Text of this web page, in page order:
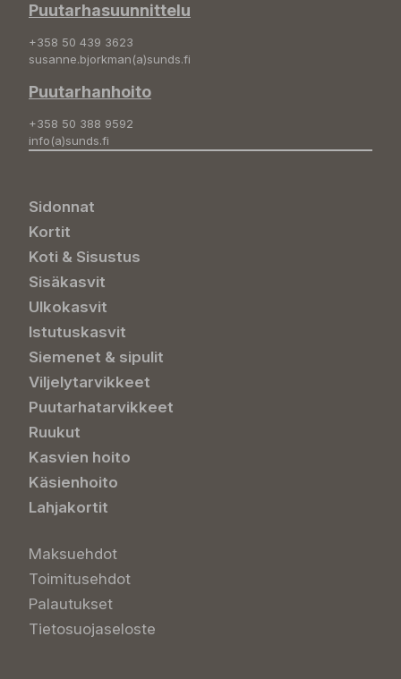
Puutarhasuunnittelu
+358 50 439 3623
susanne.bjorkman(a)sunds.fi
Puutarhanhoito
+358 50 388 9592
info(a)sunds.fi
Sidonnat
Kortit
Koti & Sisustus
Sisäkasvit
Ulkokasvit
Istutuskasvit
Siemenet & sipulit
Viljelytarvikkeet
Puutarhatarvikkeet
Ruukut
Kasvien hoito
Käsienhoito
Lahjakortit
Maksuehdot
Toimitusehdot
Palautukset
Tietosuojaseloste